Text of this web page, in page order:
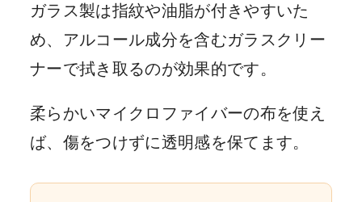
ガラス製は指紋や油脂が付きやすいた
め、アルコール成分を含むガラスクリー
ナーで拭き取るのが効果的です。
柔らかいマイクロファイバーの布を使え
ば、傷をつけずに透明感を保てます。